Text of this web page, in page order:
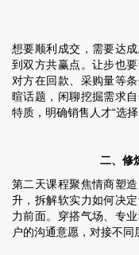
想要顺利成交，需要达
到双方共赢点。让步也
对方在回款、采购量等
暄话题，闲聊挖掘需求
特质，明确销售人才“选择
二、修
第二天课程聚焦情商塑
升，拆解软实力如何决
力前面。穿搭气场、专
户的沟通意愿，对接不同